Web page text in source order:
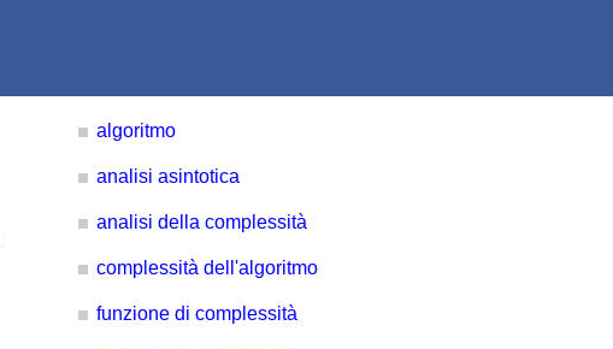
algoritmo
analisi asintotica
analisi della complessità
complessità dell'algoritmo
funzione di complessità